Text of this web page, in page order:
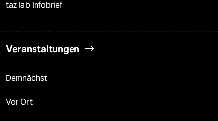
taz lab Infobrief
Veranstaltungen
Demnächst
Vor Ort